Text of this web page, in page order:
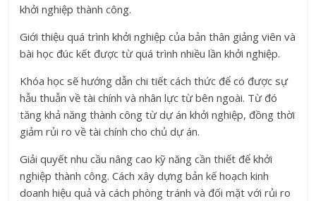
khởi nghiệp thành công.
Giới thiệu quá trình khởi nghiệp của bản thân giảng viên và
bài học đúc kết được từ quá trình nhiều lần khởi nghiệp.
Khóa học sẽ hướng dẫn chi tiết cách thức để có được sự
hẫu thuẫn về tài chính và nhân lực từ bên ngoài. Từ đó
tăng khả năng thành công từ dự án khởi nghiệp, đồng thời
giảm rủi ro về tài chính cho chủ dự án.
Giải quyết nhu cầu nâng cao kỹ năng cần thiết để khởi
nghiệp thành công. Cách xây dựng bản kế hoạch kinh
doanh hiệu quả và cách phòng tránh và đối mặt với rủi ro